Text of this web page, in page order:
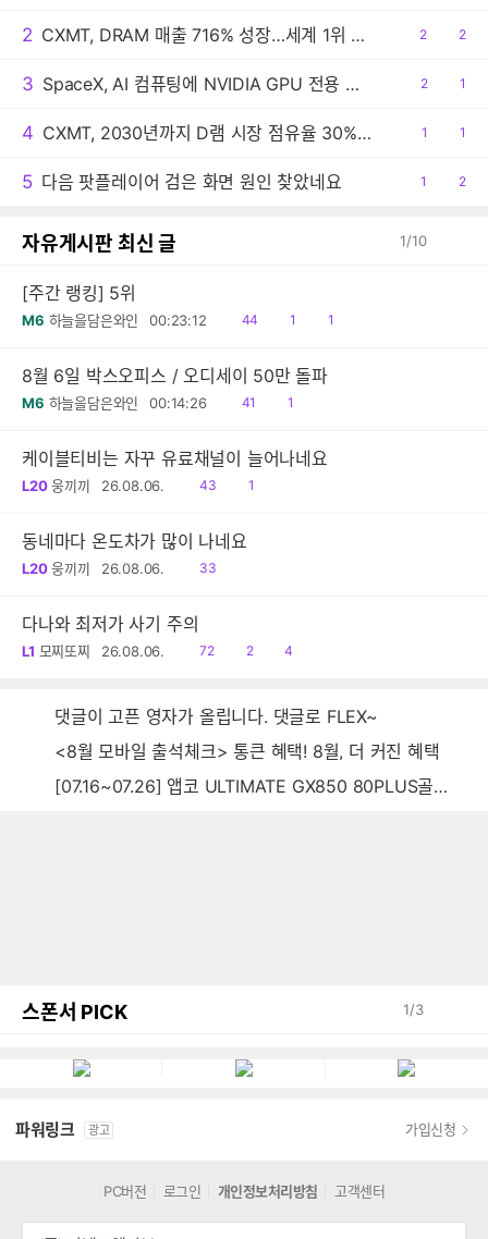
2 CXMT, DRAM 매출 716% 성장…세계 1위 기록
공
2
댓
2
3 SpaceX, AI 컴퓨팅에 NVIDIA GPU 전용 사용
공
2
댓1
4 CXMT, 2030년까지 D램 시장 점유율 30% 목표
공1
댓1
5 다음 팟플레이어 검은 화면 원인 찾았네요
공1
댓
2
자유게시판 최신 글 1/10
[주간 랭킹] 5위
M6 하늘을담은와인 00:23:12
읽
44
공1
댓1
8월 6일 박스오피스 / 오디세이 50만 돌파
M6 하늘을담은와인 00:14:26
읽
41
공1
케이블티비는 자꾸 유료채널이 늘어나네요
L20 웅끼끼 26.08.06.
읽
43
공1
동네마다 온도차가 많이 나네요
L20 웅끼끼 26.08.06.
읽
33
다나와 최저가 사기 주의
L1 모찌또찌 26.08.06.
읽
72
공
2
댓
4
댓글이 고픈 영자가 올립니다. 댓글로 FLEX~
<8월 모바일 출석체크> 통큰 혜택! 8월, 더 커진 혜택
[07.16~07.26] 앱코 ULTIMATE GX850 80PLUS골드 풀모듈러 ATX3.0 블랙
스폰서 PICK 1/3
파워링크 광고 가입신청
PC버전 로그인 개인정보처리방침 고객센터